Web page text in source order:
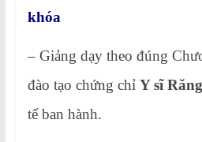
khóa
– Giảng dạy theo đúng
đào tạo chứng chỉ Y sĩ
tế ban hành.